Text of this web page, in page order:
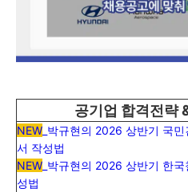
공기업 합격전략
NEW 박규현의 2026 상반기 국
서 작성법
NEW 박규현의 2026 상반기 한
성법